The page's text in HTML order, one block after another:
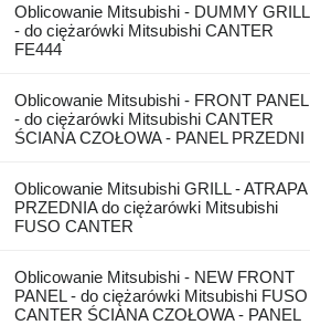
Oblicowanie Mitsubishi - DUMMY GRILL
- do ciężarówki Mitsubishi CANTER
FE444
Oblicowanie Mitsubishi - FRONT PANEL
- do ciężarówki Mitsubishi CANTER
ŚCIANA CZOŁOWA - PANEL PRZEDNI
Oblicowanie Mitsubishi GRILL - ATRAPA
PRZEDNIA do ciężarówki Mitsubishi
FUSO CANTER
Oblicowanie Mitsubishi - NEW FRONT
PANEL - do ciężarówki Mitsubishi FUSO
CANTER ŚCIANA CZOŁOWA - PANEL